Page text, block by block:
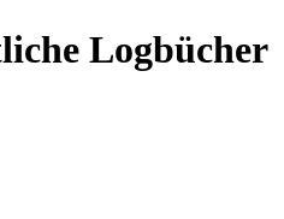
Logbücher